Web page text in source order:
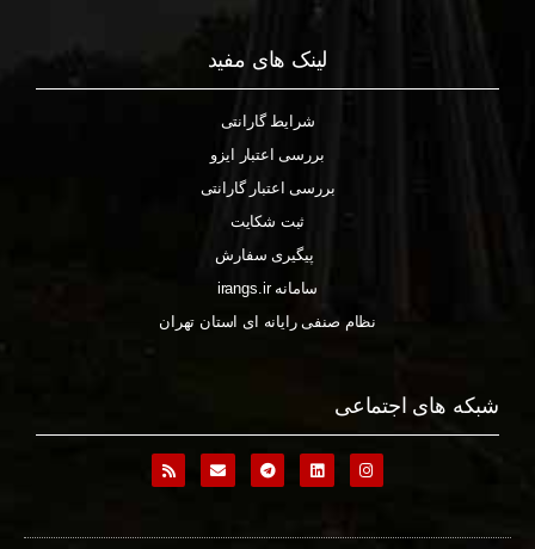
لینک های مفید
شرایط گارانتی
بررسی اعتبار ایزو
بررسی اعتبار گارانتی
ثبت شکایت
پیگیری سفارش
سامانه irangs.ir
نظام صنفی رایانه ای استان تهران
شبکه های اجتماعی